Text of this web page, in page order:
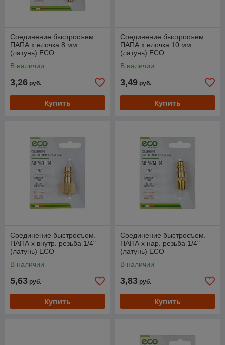
Соединение быстросъем.
ПАПА х елочка 8 мм
(латунь) ECO
В наличии
3,26 руб.
Купить
Соединение быстросъем.
ПАПА х елочка 10 мм
(латунь) ECO
В наличии
3,49 руб.
Купить
Соединение быстросъем.
ПАПА х внутр. резьба 1/4"
(латунь) ECO
В наличии
5,63 руб.
Купить
Соединение быстросъем.
ПАПА х нар. резьба 1/4"
(латунь) ECO
В наличии
3,83 руб.
Купить